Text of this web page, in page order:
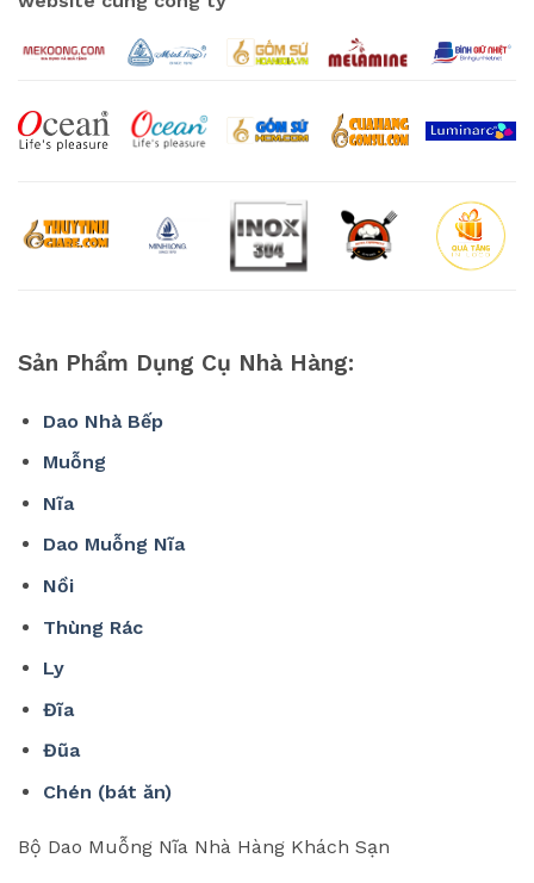
Sản Phẩm Dụng Cụ Nhà Hàng:
Dao Nhà Bếp
Muỗng
Nĩa
Dao Muỗng Nĩa
Nồi
Thùng Rác
Ly
Đĩa
Đũa
Chén (bát ăn)
Bộ Dao Muỗng Nĩa Nhà Hàng Khách Sạn